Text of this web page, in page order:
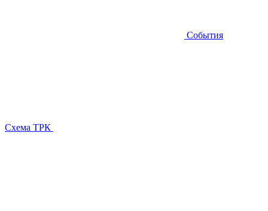
События
Схема ТРК